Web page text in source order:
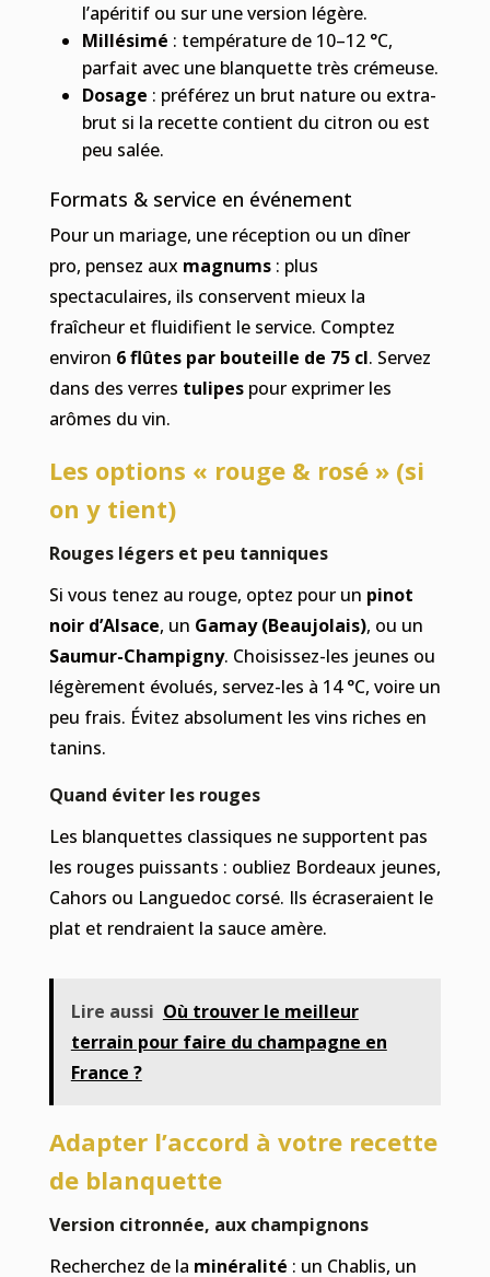
l’apéritif ou sur une version légère.
Millésimé : température de 10–12 °C,
parfait avec une blanquette très crémeuse.
Dosage : préférez un brut nature ou extra-
brut si la recette contient du citron ou est
peu salée.
Formats & service en événement
Pour un mariage, une réception ou un dîner
pro, pensez aux magnums: plus
spectaculaires, ils conservent mieux la
fraîcheur et fluidifient le service. Comptez
environ 6 flûtes par bouteille de 75 cl. Servez
dans des verres tulipespour exprimer les
arômes du vin.
Les options « rouge & rosé » (si
on y tient)
Rouges légers et peu tanniques
Si vous tenez au rouge, optez pour un pinot
noir d’Alsace, un Gamay (Beaujolais), ou un
Saumur-Champigny. Choisissez-les jeunes ou
légèrement évolués, servez-les à 14 °C, voire un
peu frais. Évitez absolument les vins riches en
tanins.
Quand éviter les rouges
Les blanquettes classiques ne supportent pas
les rouges puissants : oubliez Bordeaux jeunes,
Cahors ou Languedoc corsé. Ils écraseraient le
plat et rendraient la sauce amère.
Lire aussi Où trouver le meilleur
terrain pour faire du champagne en
France ?
Adapter l’accord à votre recette
de blanquette
Version citronnée, aux champignons
Recherchez de la minéralité : un Chablis, un